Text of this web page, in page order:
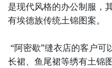
是现代风格的办公制服，
有埃德族传统土锦图案。
“阿密歇”缝衣店的客户可
长裙、鱼尾裙等绣有土锦